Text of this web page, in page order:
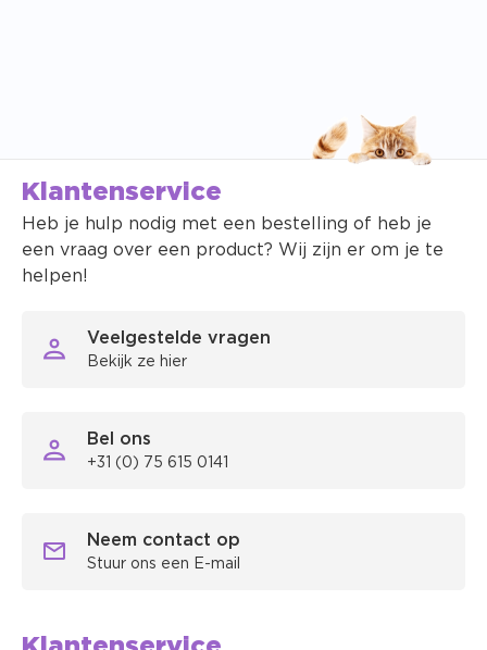
Klantenservice
Heb je hulp nodig met een bestelling of heb je
een vraag over een product? Wij zijn er om je te
helpen!
Veelgestelde vragen
Bekijk ze hier
Bel ons
+31 (0) 75 615 0141
Neem contact op
Stuur ons een E-mail